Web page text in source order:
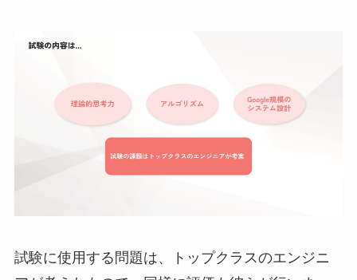
試験に使用する問題は、トップクラスのエンジニ